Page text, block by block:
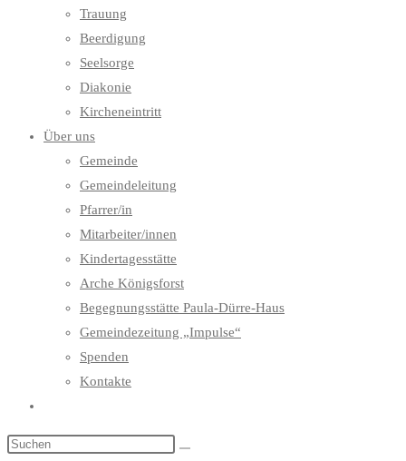
Trauung
Beerdigung
Seelsorge
Diakonie
Kircheneintritt
Über uns
Gemeinde
Gemeindeleitung
Pfarrer/in
Mitarbeiter/innen
Kindertagesstätte
Arche Königsforst
Begegnungsstätte Paula-Dürre-Haus
Gemeindezeitung „Impulse“
Spenden
Kontakte
umschalten